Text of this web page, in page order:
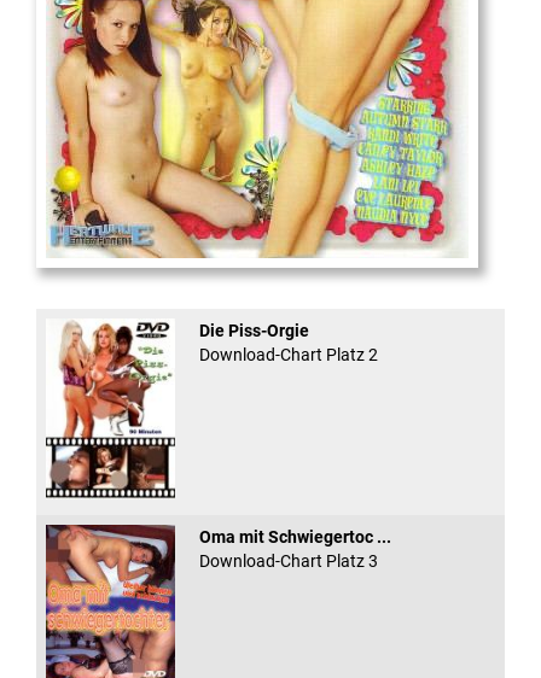
And Confused #8 - ...
Die Piss-Orgie
Download-Chart Platz 2
Oma mit Schwiegertoc ...
Download-Chart Platz 3